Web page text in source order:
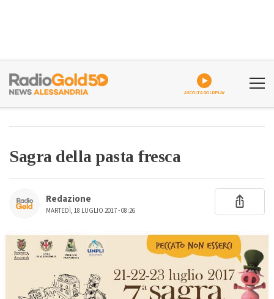
ASCOLTA GOLDPLAY
Sagra della pasta fresca
Redazione
MARTEDÌ, 18 LUGLIO 2017 - 08:26